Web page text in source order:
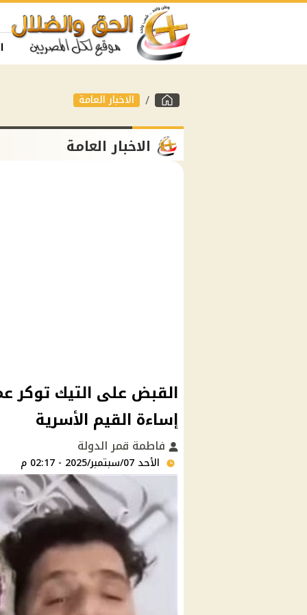
الاخبار العامة
الاخبار العامة
القبض على التيك توكر
إساءة القيم الأسرية
فاطمة قمر الدولة
الأحد 07/سبتمبر/2025 - 02:17 م